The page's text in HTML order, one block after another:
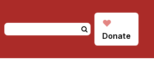
♥
Donate